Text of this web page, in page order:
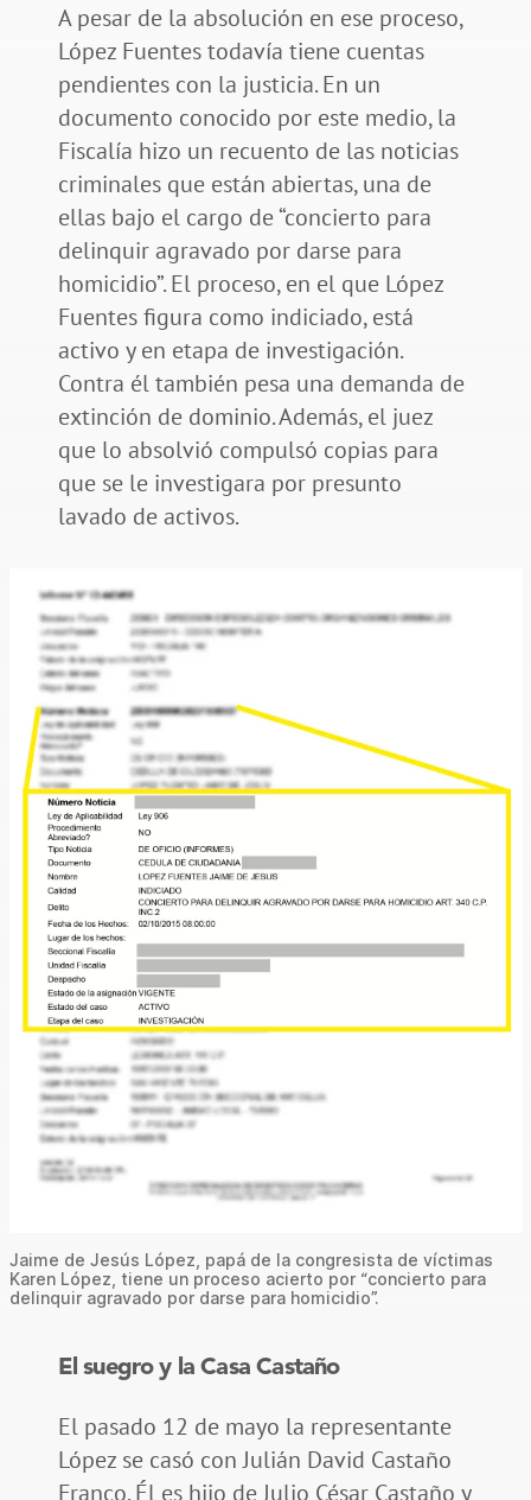
A pesar de la absolución en ese proceso,
López Fuentes todavía tiene cuentas
pendientes con la justicia. En un
documento conocido por este medio, la
Fiscalía hizo un recuento de las noticias
criminales que están abiertas, una de
ellas bajo el cargo de “concierto para
delinquir agravado por darse para
homicidio”. El proceso, en el que López
Fuentes figura como indiciado, está
activo y en etapa de investigación.
Contra él también pesa una demanda de
extinción de dominio. Además, el juez
que lo absolvió compulsó copias para
que se le investigara por presunto
lavado de activos.
Jaime de Jesús López, papá de la congresista de víctimas
Karen López, tiene un proceso acierto por “concierto para
delinquir agravado por darse para homicidio”.
El suegro y la Casa Castaño
El pasado 12 de mayo la representante
López se casó con Julián David Castaño
Franco. Él es hijo de Julio César Castaño y